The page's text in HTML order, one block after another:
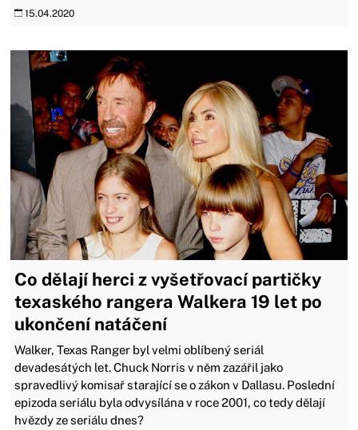
15.04.2020
Co dělají herci z vyšetřovací partičky
texaského rangera Walkera 19 let po
ukončení natáčení
Walker, Texas Ranger byl velmi oblíbený seriál
devadesátých let. Chuck Norris v něm zazářil jako
spravedlivý komisař starající se o zákon v Dallasu. Poslední
epizoda seriálu byla odvysílána v roce 2001, co tedy dělají
hvězdy ze seriálu dnes?